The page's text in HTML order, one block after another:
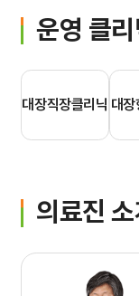
운영 클리
대장직장클리닉 대장
의료진 소